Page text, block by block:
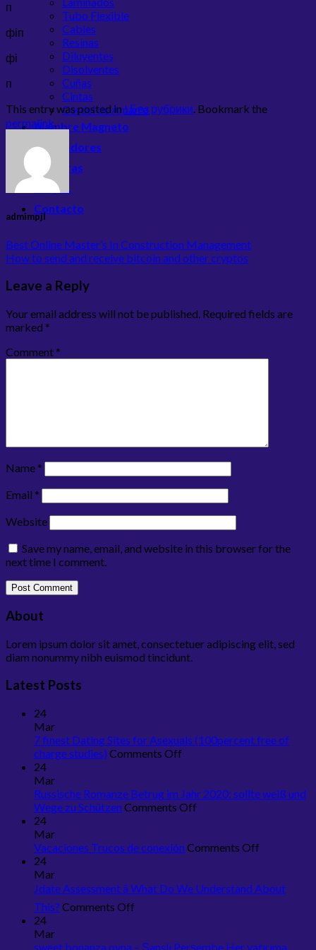
Tubo Flexible
Cables
Resinas
Diluyentes
Disolventes
Cuñas
Cintas
Cordel de Amarre
Alambre Magneto
Ventiladores
Borneras
Blog JL
Contacto
п
фіп
фі
п
This entry was posted in! Без рубрики. Bookmark the
permalink.
admimpjl
Best Online Master’s In Construction Management
How to send and receive bitcoin and other cryptos
Leave a Reply
Your email address will not be published. Required fields are
marked *
Comment *
Name *
Email *
Website
Save my name, email, and website in this browser for the
next time I comment.
About
Lorem ipsum dolor sit amet, consectetuer adipiscing elit, sed
diam nonummy nibh euismod tincidunt.
Latest Posts
24
Mar
7 finest Dating Sites for Asexuals (100percent free of
charge studies) Comments Off
Dating
Sites
(100percent
charge
24
Mar
Russische Romanze Betrug im Jahr 2020: sollte weiß und
Wege zu Schützen Comments Off
Betrug
2020:
24
Mar
Vacaciones Trucos de conexión Comments Off
de
24
Mar
Jdate Assessment â What Do We Understand About
This? Comments Off
â
24
Mar
sweet bonanza oyna – Şanslı Perşembe Her yatırıma